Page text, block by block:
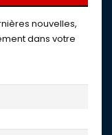
nouvelles,
dans votre